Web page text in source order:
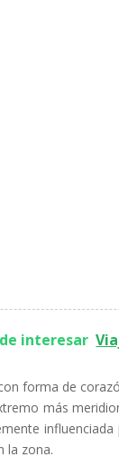
interesar
forma de
más
la zona.